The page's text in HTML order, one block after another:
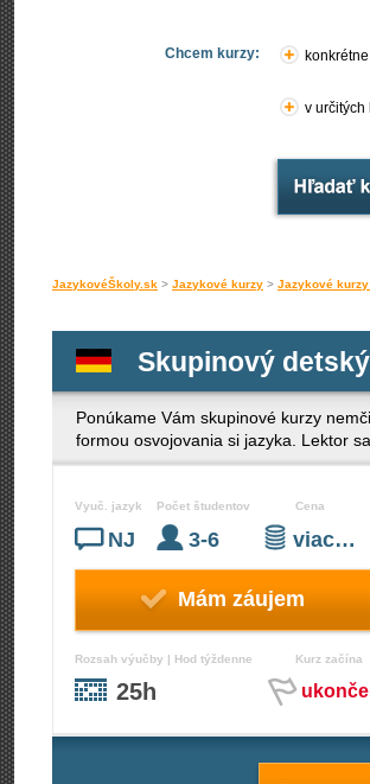
Chcem kurzy:
v určitých
JazykovéŠkoly.sk > Jazykové kurzy > Jazykové kurzy
Skupinový
Ponúkame Vám skupinové kurzy
formou osvojovania si jazyka. Lektor
Vyuč. jazyk
NJ
Počet študentov
3-6
Cena
viac…
Mám záujem
Rozsah výučby | Hod týždenne
25h
Kurz začína